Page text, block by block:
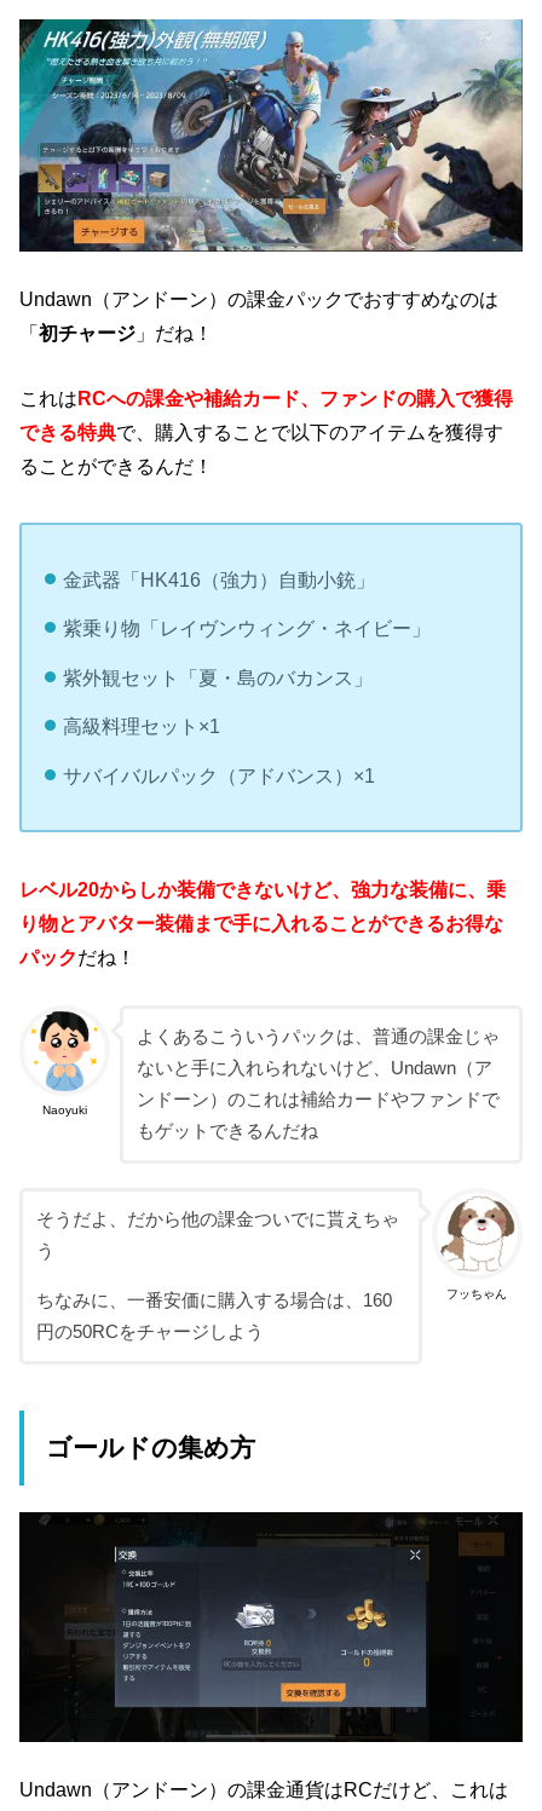
Undawn（アンドーン）の課金パックでおすすめなのは
「初チャージ 」だね！
これはRCへの課金や補給カード、ファンドの購入で獲得
できる特典で、購入することで以下のアイテムを獲得す
ることができるんだ！
金武器「HK416（強力）自動小銃」
紫乗り物「レイヴンウィング・ネイビー」
紫外観セット「夏・島のバカンス」
高級料理セット×1
サバイバルパック（アドバンス）×1
レベル20からしか装備できないけど、強力な装備に、乗
り物とアバター装備まで手に入れることができるお得な
パックだね！
Naoyuki
よくあるこういうパックは、普通の課金じゃ
ないと手に入れられないけど、Undawn（ア
ンドーン）のこれは補給カードやファンドで
もゲットできるんだね
フッちゃん
そうだよ、だから他の課金ついでに貰えちゃ
う
ちなみに、一番安価に購入する場合は、160
円の50RCをチャージしよう
ゴールドの集め方
Undawn（アンドーン）の課金通貨はRCだけど、これは